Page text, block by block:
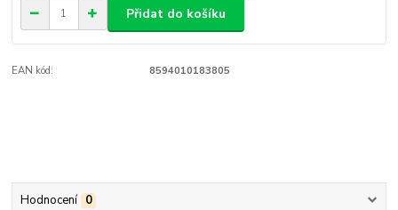
Přidat do košíku
EAN kód: 8594010183805
Hodnocení 0